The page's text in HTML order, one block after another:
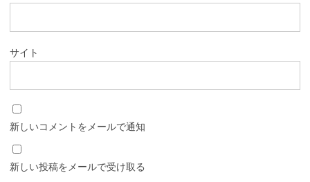
サイト
新しいコメントをメールで通知
新しい投稿をメールで受け取る